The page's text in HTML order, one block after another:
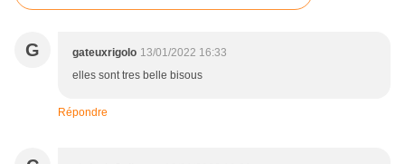
G gateuxrigolo 13/01/2022 16:33
elles sont tres belle bisous
Répondre